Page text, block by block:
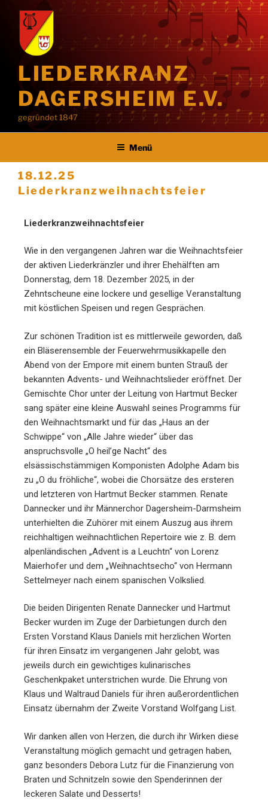
LIEDERKRANZ
DAGERSHEIM E.V.
gegründet 1847
Menü
18.12.25
Liederkranzweihnachtsfeier
Liederkranzweihnachtsfeier
Wie in den vergangenen Jahren war die Weihnachtsfeier
der aktiven Liederkränzler und ihrer Ehehälften am
Donnerstag, dem 18. Dezember 2025, in der
Zehntscheune eine lockere und gesellige Veranstaltung
mit köstlichen Speisen und regen Gesprächen.
Zur schönen Tradition ist es mittlerweile geworden, daß
ein Bläserensemble der Feuerwehrmusikkapelle den
Abend von der Empore mit einem bunten Strauß der
bekannten Advents- und Weihnachtslieder eröffnet. Der
Gemischte Chor unter der Leitung von Hartmut Becker
sang später eine kleine Auswahl seines Programms für
den Weihnachtsmarkt und für das „Haus an der
Schwippe“ von „Alle Jahre wieder“ über das
anspruchsvolle „O heil’ge Nacht“ des
elsässischstämmigen Komponisten Adolphe Adam bis
zu „O du fröhliche“, wobei die Chorsätze des ersteren
und letzteren von Hartmut Becker stammen. Renate
Dannecker und ihr Männerchor Dagersheim-Darmsheim
unterhielten die Zuhörer mit einem Auszug aus ihrem
reichhaltigen weihnachtlichen Repertoire wie z. B. dem
alpenländischen „Advent is a Leuchtn“ von Lorenz
Maierhofer und dem „Weihnachtsecho“ von Hermann
Settelmeyer nach einem spanischen Volkslied.
Die beiden Dirigenten Renate Dannecker und Hartmut
Becker wurden im Zuge der Darbietungen durch den
Ersten Vorstand Klaus Daniels mit herzlichen Worten
für ihren Einsatz im vergangenen Jahr gelobt, was
jeweils durch ein gewichtiges kulinarisches
Geschenkpaket unterstrichen wurde. Die Ehrung von
Klaus und Waltraud Daniels für ihren außerordentlichen
Einsatz übernahm der Zweite Vorstand Wolfgang List.
Wir danken allen von Herzen, die durch ihr Wirken diese
Veranstaltung möglich gemacht und getragen haben,
ganz besonders Debora Lutz für die Finanzierung von
Braten und Schnitzeln sowie den Spenderinnen der
leckeren Salate und Desserts!